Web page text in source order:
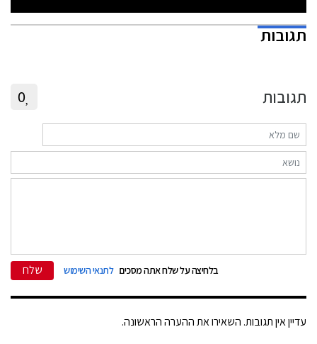
תגובות
תגובות 0
בלחיצה על שלח אתה מסכים לתנאי השימוש שלח
עדיין אין תגובות. השאירו את ההערה הראשונה.